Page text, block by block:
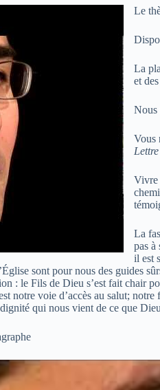
Le
La
et
Nous
Vous
Vivre
La
pas à
il est
sont pour nous des guides
: le Fils de Dieu s’est fait chair
notre voie d’accès au salut;
qui nous vient de ce que